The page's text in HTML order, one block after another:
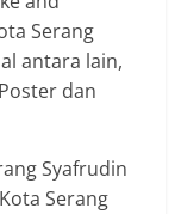
Serang
antara lain,
dan
Syafrudin
Serang